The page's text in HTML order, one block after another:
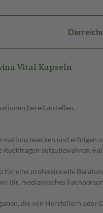
Vital Kapseln
bereitzustellen.
und
aufzubewahren.
für eine professionelle
dir, medizinisches
die von Herstellern